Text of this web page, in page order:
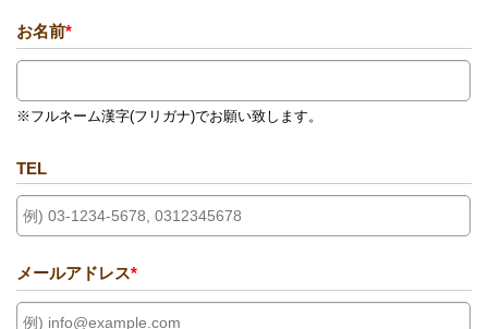
お名前*
※フルネーム漢字(フリガナ)でお願い致します。
TEL
メールアドレス*